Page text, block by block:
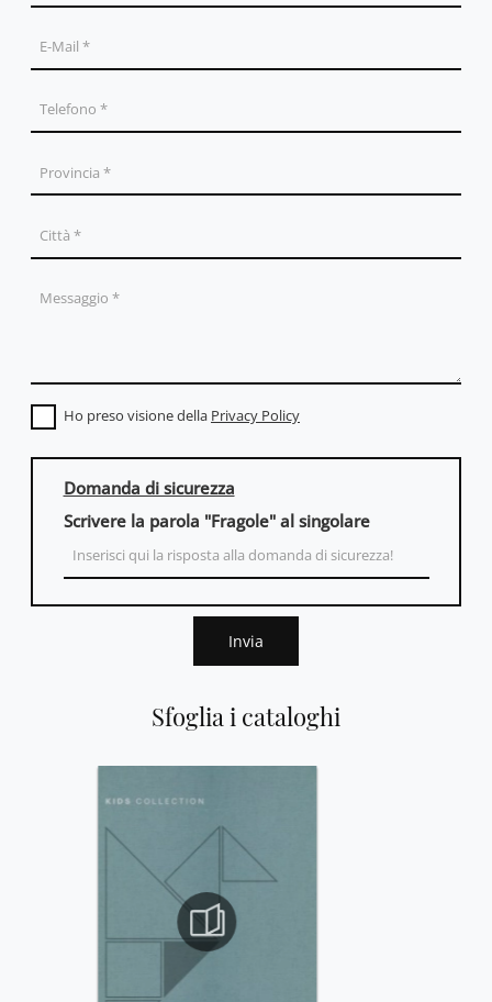
Sfoglia i cataloghi
Ho preso visione della Privacy Policy
Domanda di sicurezza
Scrivere la parola "Fragole" al singolare
Invia